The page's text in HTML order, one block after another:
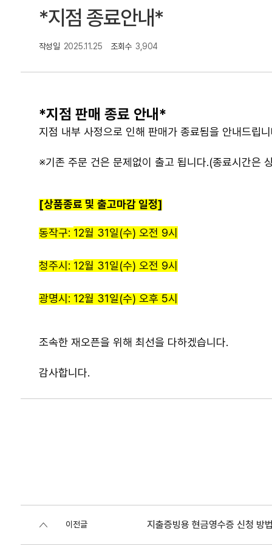
*지점 종료안내*
작성일 2025.11.25 조회수 3,904
*지점 판매 종료 안내*
지점 내부 사정으로 인해 판매가 종료됨을 안내드립
※기존 주문 건은 문제없이 출고 됩니다.(종료시간은
[상품종료 및 출고마감 일정]
동작구: 12월 31일(수) 오전 9시
청주시: 12월 31일(수) 오전 9시
광명시: 12월 31일(수) 오후 5시
조속한 재오픈을 위해 최선을 다하겠습니다.
감사합니다.
이전글 지출증빙용 현금영수증 신청 방